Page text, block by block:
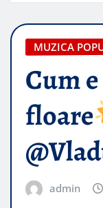
MUZICA
Cum
floare
admin